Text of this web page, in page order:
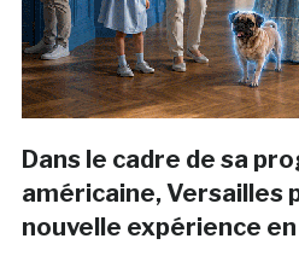
Dans le cadre de sa
américaine, Versailles
nouvelle expérience